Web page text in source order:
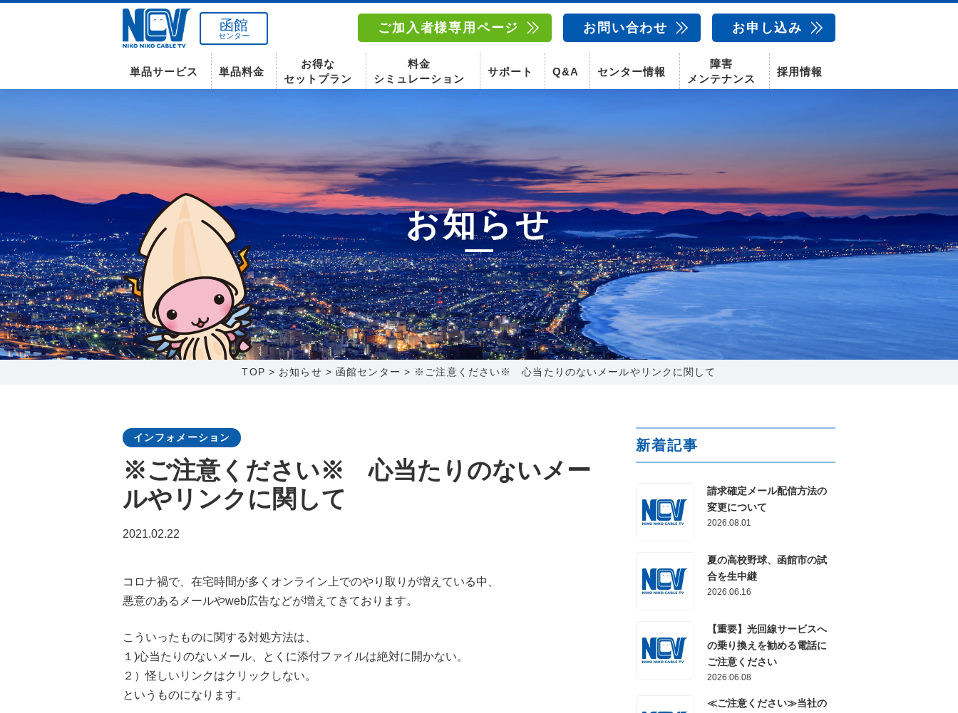
南東北センター(米沢)
〒992-0044
山形県米沢市春日四丁目2-75
0238-24-2525
営業時間 9:00～18:00
南東北センター(福島)
〒960-8252
福島県福島市御山字一本松17-1-1
0120-173-577
営業時間 9:15～18:00
函館
センター
ご加入者様専用ページ お問い合わせ お申し込み
単品サービス
インターネット テレビ スマホ 固定電話 動画配信サービス AIカメラ
単品料金
インターネット テレビ スマホ 固定電話 動画配信サービス
お得な
セットプラン
料金
シミュレーション
サポート Q&A センター情報
南東北センター(米沢)
〒992-0044
山形県米沢市春日四丁目2-75
0238-24-2525
営業時間 9:00～18:00
南東北センター(福島)
〒960-8252
福島県福島市御山字一本松17-1-1
0120-173-577
営業時間 9:15～18:00
番組情報
函館センター
〒041-0801
北海道函館市桔梗町379-31
0138-34-2525
営業時間 9:00～18:00
番組情報
新潟県新潟市西区山田2310-39
025-210-1200
営業時間 9:00～18:00
障害
メンテナンス
採用情報
お知らせ
TOP > お知らせ > 函館センター > ※ご注意ください※ 心当たりのないメールやリンクに関して
インフォメーション
※ご注意ください※ 心当たりのないメー
ルやリンクに関して
2021.02.22
コロナ禍で、在宅時間が多くオンライン上でのやり取りが増えている中、
悪意のあるメールやweb広告などが増えてきております。
こういったものに関する対処方法は、
１)心当たりのないメール、とくに添付ファイルは絶対に開かない。
２）怪しいリンクはクリックしない。
というものになります。
新着記事
請求確定メール配信方法の
変更について
2026.08.01
夏の高校野球、函館市の試
合を生中継
2026.06.16
【重要】光回線サービスへ
の乗り換えを勧める電話に
ご注意ください
2026.06.08
≪ご注意ください≫当社の